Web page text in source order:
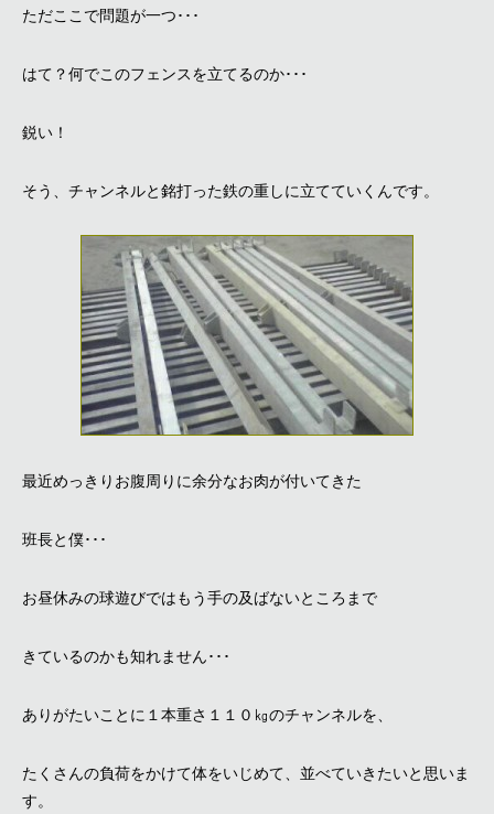
ただここで問題が一つ･･･
はて？何でこのフェンスを立てるのか･･･
鋭い！
そう、チャンネルと銘打った鉄の重しに立てていくんです。
最近めっきりお腹周りに余分なお肉が付いてきた
班長と僕･･･
お昼休みの球遊びではもう手の及ばないところまで
きているのかも知れません･･･
ありがたいことに１本重さ１１０㎏のチャンネルを、
たくさんの負荷をかけて体をいじめて、並べていきたいと思いま
す。